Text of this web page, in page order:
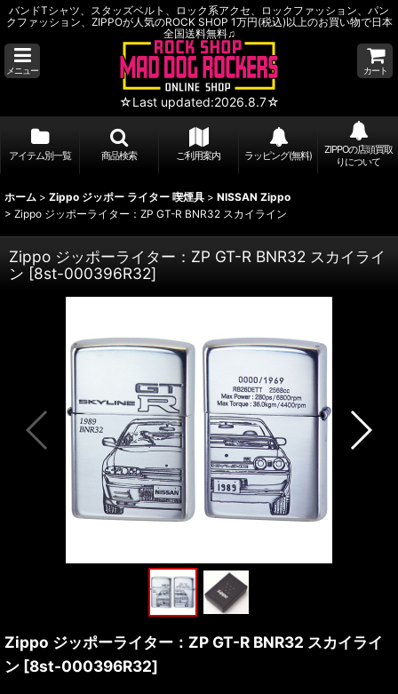
バンドTシャツ、スタッズベルト、ロック系アクセ、ロックファッション、パン
クファッション、ZIPPOが人気のROCK SHOP 1万円(税込)以上のお買い物で日本
全国送料無料♫
メニュー
☆Last updated:2026.8.7☆
カート
アイテム別一覧 商品検索 ご利用案内 ラッピング(無料)
ZIPPOの店頭買取
りについて
ホーム > Zippo ジッポー ライター 喫煙具 > NISSAN Zippo
> Zippo ジッポーライター：ZP GT-R BNR32 スカイライン
Zippo ジッポーライター：ZP GT-R BNR32 スカイライ
ン [8st-000396R32]
Zippo ジッポーライター：ZP GT-R BNR32 スカイライ
ン [8st-000396R32]